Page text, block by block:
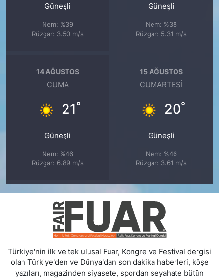
Güneşli
Nem: %39
Rüzgar: 3.50 m/s
Güneşli
Nem: %38
Rüzgar: 5.31 m/s
14 AĞUSTOS
CUMA
21°
Güneşli
Nem: %46
Rüzgar: 6.89 m/s
15 AĞUSTOS
CUMARTESI
20°
Güneşli
Nem: %46
Rüzgar: 3.61 m/s
Türkiye'nin ilk ve tek ulusal Fuar, Kongre ve Festival dergisi
olan Türkiye'den ve Dünya'dan son dakika haberleri, köşe
yazıları, magazinden siyasete, spordan seyahate bütün